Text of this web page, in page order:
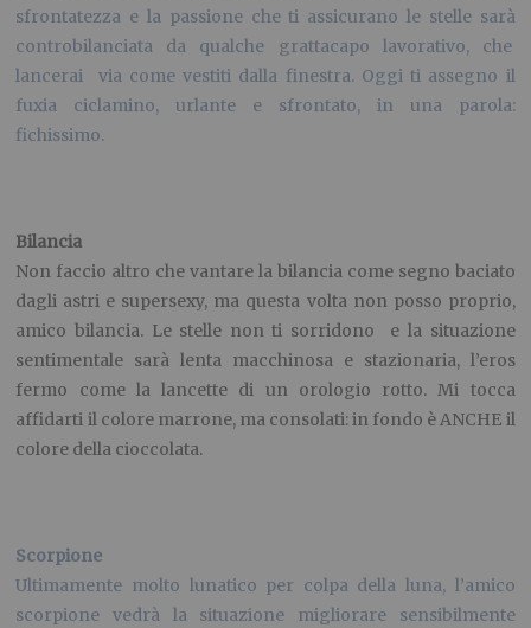
sfrontatezza e la passione che ti assicurano le stelle sarà
controbilanciata da qualche grattacapo lavorativo, che
lancerai via come vestiti dalla finestra. Oggi ti assegno il
fuxia ciclamino, urlante e sfrontato, in una parola:
fichissimo.
Bilancia
Non faccio altro che vantare la bilancia come segno baciato
dagli astri e supersexy, ma questa volta non posso proprio,
amico bilancia. Le stelle non ti sorridono e la situazione
sentimentale sarà lenta macchinosa e stazionaria, l’eros
fermo come la lancette di un orologio rotto. Mi tocca
affidarti il colore marrone, ma consolati: in fondo è ANCHE il
colore della cioccolata.
Scorpione
Ultimamente molto lunatico per colpa della luna, l’amico
scorpione vedrà la situazione migliorare sensibilmente